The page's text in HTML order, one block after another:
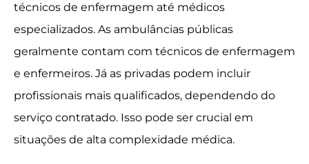
técnicos de enfermagem até médicos
especializados. As ambulâncias públicas
geralmente contam com técnicos de enfermagem
e enfermeiros. Já as privadas podem incluir
profissionais mais qualificados, dependendo do
serviço contratado. Isso pode ser crucial em
situações de alta complexidade médica.